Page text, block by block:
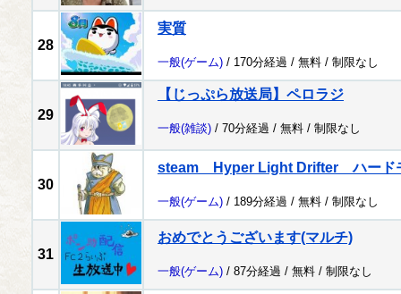
28
実質
一般(ゲーム) / 170分経過 / 無料 / 制限なし
29
【じっぷら放送局】ペロラジ
一般(雑談) / 70分経過 / 無料 / 制限なし
30
steam Hyper Light Drifter ハード
一般(ゲーム) / 189分経過 / 無料 / 制限なし
31
おめでとうございます(マルチ)
一般(ゲーム) / 87分経過 / 無料 / 制限なし